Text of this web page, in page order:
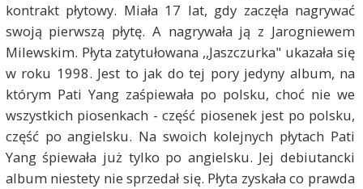
kontrakt płytowy. Miała 17 lat, gdy zaczęła nagrywać
swoją pierwszą płytę. A nagrywała ją z Jarogniewem
Milewskim. Płyta zatytułowana ,,Jaszczurka" ukazała się
w roku 1998. Jest to jak do tej pory jedyny album, na
którym Pati Yang zaśpiewała po polsku, choć nie we
wszystkich piosenkach - część piosenek jest po polsku,
część po angielsku. Na swoich kolejnych płytach Pati
Yang śpiewała już tylko po angielsku. Jej debiutancki
album niestety nie sprzedał się. Płyta zyskała co prawda